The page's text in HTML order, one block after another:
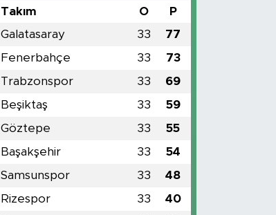
Takım O P
Galatasaray 33 77
Fenerbahçe 33 73
Trabzonspor 33 69
Beşiktaş 33 59
Göztepe 33 55
Başakşehir 33 54
Samsunspor 33 48
Rizespor 33 40